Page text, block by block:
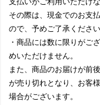
その際は、現金でのお支
ので、予めご了承ください
・商品には数に限りがご
めいただけません。
また、商品のお届けが前
が売り切れとなり、お客
場合がございます。